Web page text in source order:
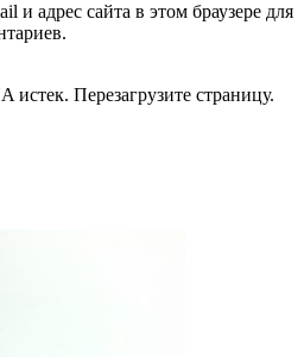
и адрес сайта в этом браузере для
Перезагрузите страницу.